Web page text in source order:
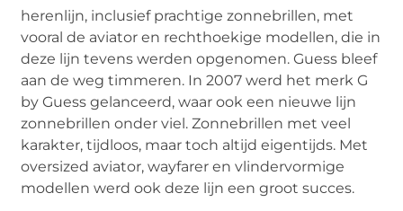
herenlijn, inclusief prachtige zonnebrillen, met
vooral de aviator en rechthoekige modellen, die in
deze lijn tevens werden opgenomen. Guess bleef
aan de weg timmeren. In 2007 werd het merk G
by Guess gelanceerd, waar ook een nieuwe lijn
zonnebrillen onder viel. Zonnebrillen met veel
karakter, tijdloos, maar toch altijd eigentijds. Met
oversized aviator, wayfarer en vlindervormige
modellen werd ook deze lijn een groot succes.